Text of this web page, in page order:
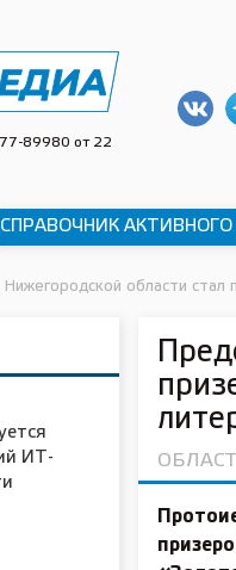
89980 от 22
СПРАВОЧНИК
Нижегородской области
ИТ-